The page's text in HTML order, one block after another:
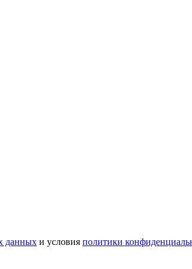
данных и условия политики